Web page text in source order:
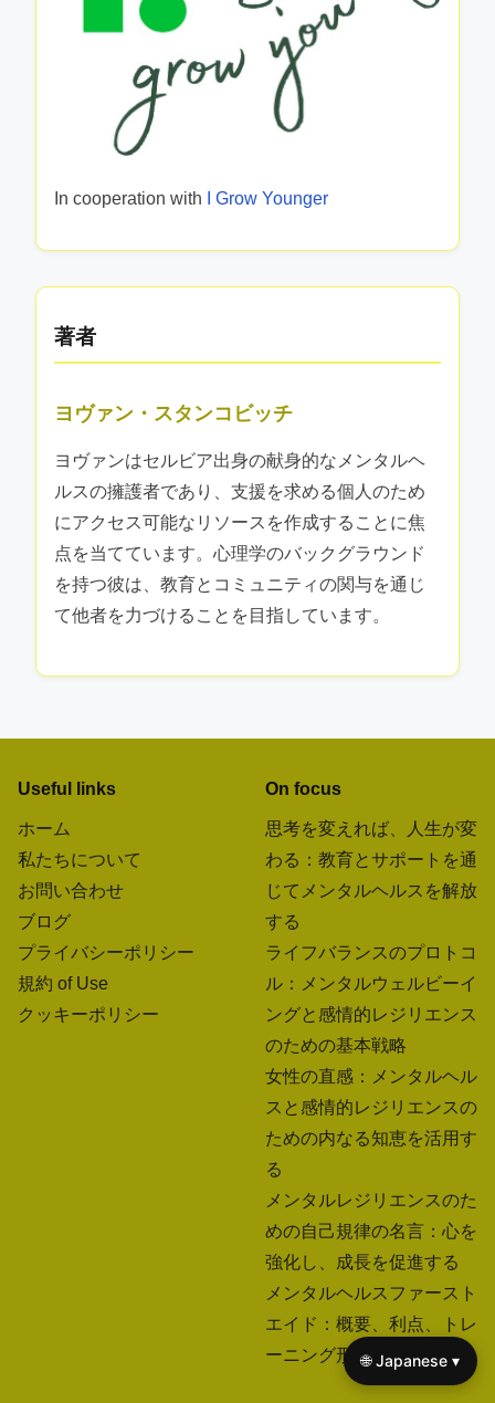
In cooperation with I Grow Younger
著者
ヨヴァン・スタンコビッチ
ヨヴァンはセルビア出身の献身的なメンタルヘ
ルスの擁護者であり、支援を求める個人のため
にアクセス可能なリソースを作成することに焦
点を当てています。心理学のバックグラウンド
を持つ彼は、教育とコミュニティの関与を通じ
て他者を力づけることを目指しています。
Useful links
ホーム
私たちについて
お問い合わせ
ブログ
プライバシーポリシー
規約 of Use
クッキーポリシー
On focus
思考を変えれば、人生が変
わる：教育とサポートを通
じてメンタルヘルスを解放
する
ライフバランスのプロトコ
ル：メンタルウェルビーイ
ングと感情的レジリエンス
のための基本戦略
女性の直感：メンタルヘル
スと感情的レジリエンスの
ための内なる知恵を活用す
る
メンタルレジリエンスのた
めの自己規律の名言：心を
強化し、成長を促進する
メンタルヘルスファースト
エイド：概要、利点、トレ
ーニング形式🌐 Japanese ▾